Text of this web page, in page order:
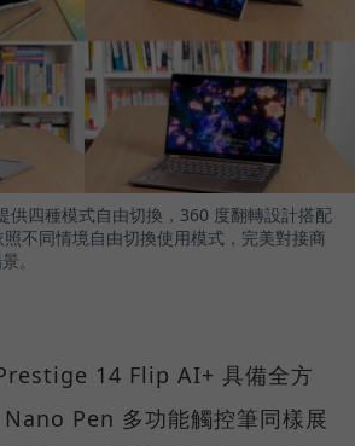
四種模式自由切換，360 度翻轉設計搭配
不同情境自由切換使用模式，完美對接商
。
14 Flip AI+ 具備全方
Pen 多功能觸控筆同樣展